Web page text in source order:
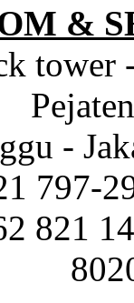
&
tower
-
797-
821